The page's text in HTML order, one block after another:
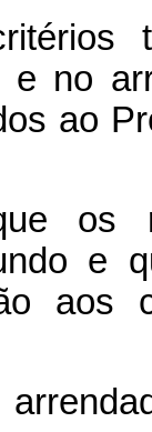
e no
os
e
aos